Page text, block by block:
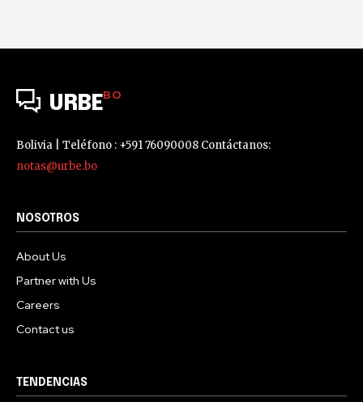
URBEBO
Bolivia | Teléfono : +591 76090008 Contáctanos:
notas@urbe.bo
NOSOTROS
About Us
Partner with Us
Careers
Contact us
TENDENCIAS